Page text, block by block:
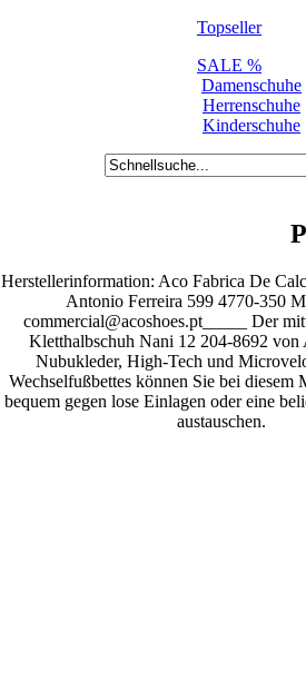
Topseller
SALE %
Damenschuhe
Herrenschuhe
Kinderschuhe
Herstellerinformation: Aco Fabrica De
Antonio Ferreira 599 4770-350
commercial@acoshoes.pt_____ Der
Kletthalbschuh Nani 12 204-8692 von
Nubukleder, High-Tech und
Wechselfußbettes können Sie bei diesem
bequem gegen lose Einlagen oder eine
austauschen.